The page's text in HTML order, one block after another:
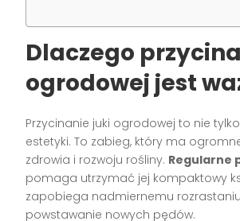
Dlaczego
ogrodowej jest
Przycinanie juki ogrodowej to nie
estetyki. To zabieg, który ma
zdrowia i rozwoju rośliny. Regularne
pomaga utrzymać jej kompaktowy
zapobiega nadmiernemu
powstawanie nowych pędów.